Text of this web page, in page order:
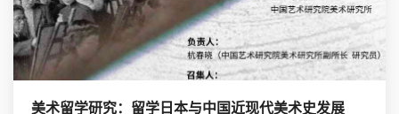
美术留学研究：留学日本与中国近现代美术史发展